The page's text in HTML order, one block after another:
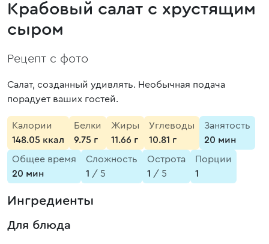
Крабовый салат с хрустящим
сыром
Рецепт с фото
Салат, созданный удивлять. Необычная подача
порадует ваших гостей.
Калории
148.05 ккал
Белки
9.75 г
Жиры
11.66 г
Углеводы
10.81 г
Занятость
20 мин
Общее время
20 мин
Сложность
1 / 5
Острота
1 / 5
Порции
1
Ингредиенты
Для блюда